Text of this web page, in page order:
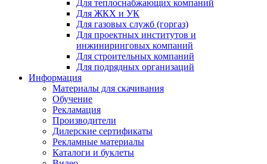
Для теплоснабжающих компаний
Для ЖКХ и УК
Для газовых служб (горгаз)
Для проектных институтов и
инжиниринговых компаний
Для строительных компаний
Для подрядных организаций
Информация
Материалы для скачивания
Обучение
Рекламация
Производители
Дилерские сертификаты
Рекламные материалы
Каталоги и буклеты